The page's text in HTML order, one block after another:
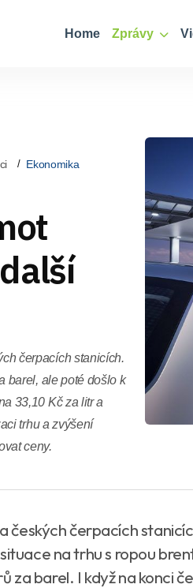
Home Zprávy
Ekonomika
čerpacích stanicích.
barel, ale poté došlo k
33,10 Kč za litr a
trhu a zvýšení
ceny.
českých čerpacích
na trhu s ropou
za barel. I když na konci